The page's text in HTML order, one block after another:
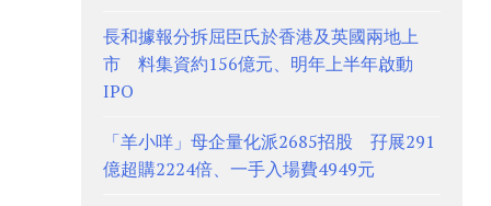
長和據報分拆屈臣氏於香港及英國兩地上
市 料集資約156億元、明年上半年啟動
IPO
「羊小咩」母企量化派2685招股 孖展291
億超購2224倍、一手入場費4949元